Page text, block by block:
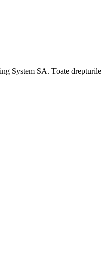
System SA. Toate drepturile